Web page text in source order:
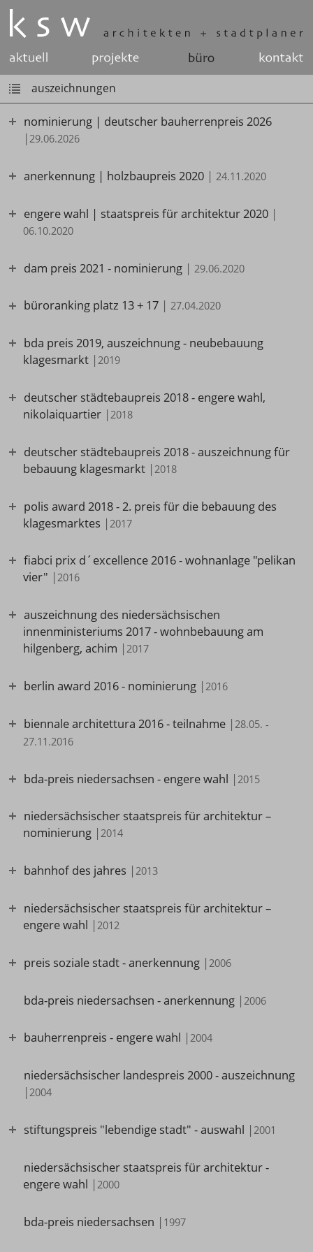
auszeichnungen
nominierung | deutscher bauherrenpreis 2026
| 29.06.2026
anerkennung | holzbaupreis 2020 | 24.11.2020
engere wahl | staatspreis für architektur 2020 |
06.10.2020
dam preis 2021 - nominierung | 29.06.2020
büroranking platz 13 + 17 | 27.04.2020
bda preis 2019, auszeichnung - neubebauung
klagesmarkt | 2019
deutscher städtebaupreis 2018 - engere wahl,
nikolaiquartier | 2018
deutscher städtebaupreis 2018 - auszeichnung für
bebauung klagesmarkt | 2018
polis award 2018 - 2. preis für die bebauung des
klagesmarktes | 2017
fiabci prix d´excellence 2016 - wohnanlage "pelikan
vier" | 2016
auszeichnung des niedersächsischen
innenministeriums 2017 - wohnbebauung am
hilgenberg, achim | 2017
berlin award 2016 - nominierung | 2016
biennale architettura 2016 - teilnahme | 28.05. -
27.11.2016
bda-preis niedersachsen - engere wahl | 2015
niedersächsischer staatspreis für architektur –
nominierung | 2014
bahnhof des jahres | 2013
niedersächsischer staatspreis für architektur –
engere wahl | 2012
preis soziale stadt - anerkennung | 2006
bda-preis niedersachsen - anerkennung | 2006
bauherrenpreis - engere wahl | 2004
niedersächsischer landespreis 2000 - auszeichnung
| 2004
stiftungspreis "lebendige stadt" - auswahl | 2001
niedersächsischer staatspreis für architektur -
engere wahl | 2000
bda-preis niedersachsen | 1997